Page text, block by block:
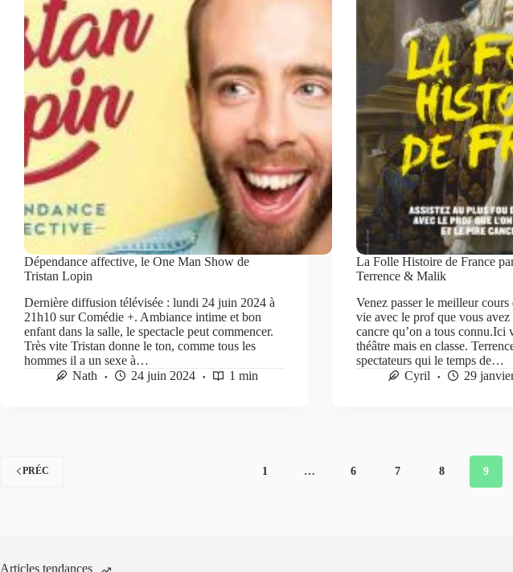
Dépendance affective, le One Man Show de
Tristan Lopin
Dernière diffusion télévisée : lundi 24 juin 2024 à
21h10 sur Comédie +. Ambiance intime et bon
enfant dans la salle, le spectacle peut commencer.
Très vite Tristan donne le ton, comme tous les
hommes il a un sexe à…
Nath
24 juin 2024 1 min
La Folle Histoire de France
Terrence & Malik
Venez passer le meilleur
vie avec le prof que vous avez
cancre qu’on a tous connu.Ici
théâtre mais en classe.
spectateurs qui le temps de…
Cyril
29
PRÉC 1 … 6 7 8 9
Articles tendances